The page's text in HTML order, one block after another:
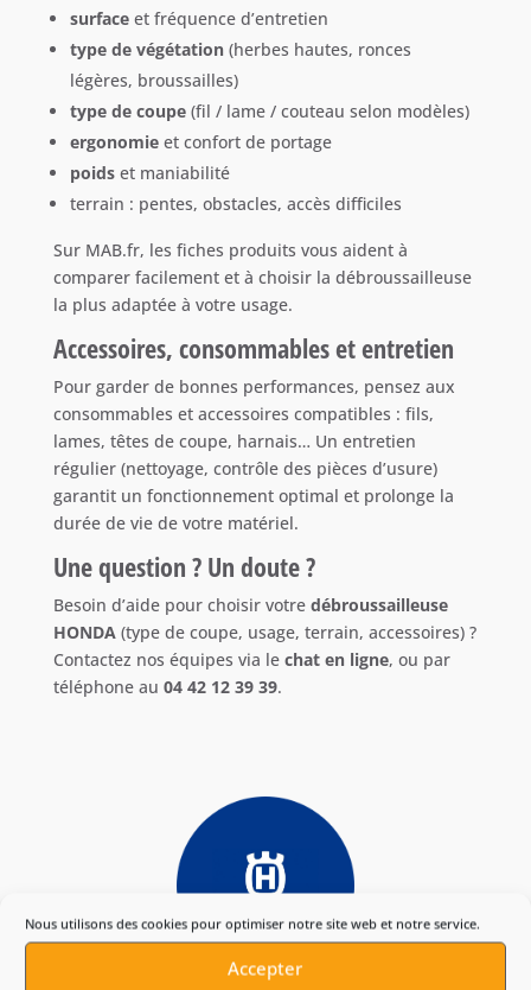
Nous utilisons des cookies pour optimiser notre site web et notre service.
Accepter
surfaceet fréquence d’entretien
type de végétation(herbes hautes, ronces
légères, broussailles)
type de coupe(fil / lame / couteau selon modèles)
ergonomieet confort de portage
poidset maniabilité
terrain : pentes, obstacles, accès difficiles
Sur MAB.fr, les fiches produits vous aident à
comparer facilement et à choisir la débroussailleuse
la plus adaptée à votre usage.
Accessoires, consommables et entretien
Pour garder de bonnes performances, pensez aux
consommables et accessoires compatibles : fils,
lames, têtes de coupe, harnais… Un entretien
régulier (nettoyage, contrôle des pièces d’usure)
garantit un fonctionnement optimal et prolonge la
durée de vie de votre matériel.
Une question ? Un doute ?
Besoin d’aide pour choisir votre débroussailleuse
HONDA(type de coupe, usage, terrain, accessoires) ?
Contactez nos équipes via le chat en ligne, ou par
téléphone au 04 42 12 39 39.